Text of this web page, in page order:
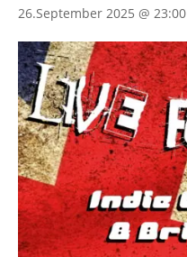
26.September 2025 @ 23:00